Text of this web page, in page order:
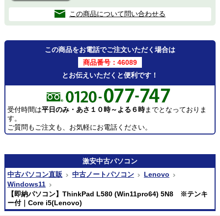
この商品について問い合わせる
この商品をお電話でご注文いただく場合は
商品番号：46089
とお伝えいただくと便利です！
受付時間は平日のみ・あさ１０時～よる６時までとなっておりま
す。
ご質問もご注文も、お気軽にお電話ください。
激安中古パソコン
中古パソコン直販
中古ノートパソコン
Lenovo
Windows11
【即納パソコン】ThinkPad L580 (Win11pro64) 5N8 ※テンキ
ー付｜Core i5(Lenovo)